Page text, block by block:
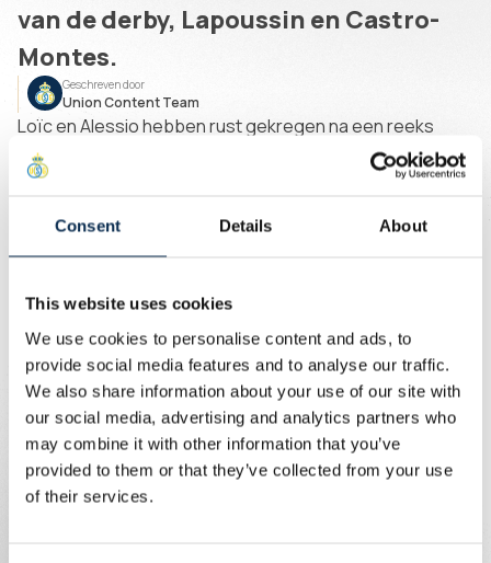
Consent Details About
This website uses cookies
We use cookies to personalise content and ads, to
provide social media features and to analyse our traffic.
We also share information about your use of our site with
our social media, advertising and analytics partners who
may combine it with other information that you’ve
provided to them or that they’ve collected from your use
of their services.
van de derby, Lapoussin en Castro-
Montes.
Geschreven door
Union Content Team
Loïc en Alessio hebben rust gekregen na een reeks
wedstrijden. Maar de kern heeft genoeg spelers om hun
afwezigheid te compenseren. Dennis is nog steeds
Blessin voor de wedstrijd van zondag.
Alexander Blessin :
“
Onze kalender is niet te
onderschatten, maar we
hadden een goede
recuperatietraining, dus het
team zou sterk genoeg
moeten zijn voor morgen.
”